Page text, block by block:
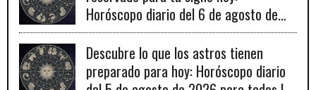
Horóscopo diario del 6 de agosto de
2026
Descubre lo que los astros tienen
preparado para hoy: Horóscopo diario